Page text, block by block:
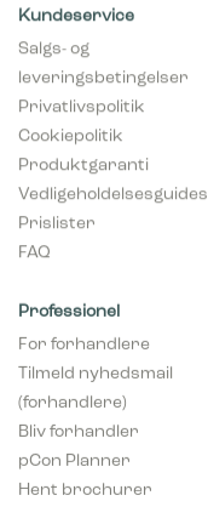
Kundeservice
Salgs- og
leveringsbetingelser
Privatlivspolitik
Cookiepolitik
Produktgaranti
Vedligeholdelsesguides
Prislister
FAQ
Tilmeld nyhedsmail
(forhandlere)
Bliv forhandler
pCon Planner
Hent brochurer